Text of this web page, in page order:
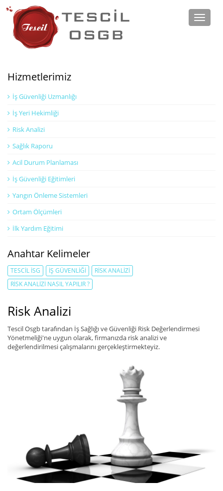
Toggle
Hizmetlerimiz
İş Güvenliği Uzmanlığı
İş Yeri Hekimliği
Risk Analizi
Sağlık Raporu
Acil Durum Planlaması
İş Güvenliği Eğitimleri
Yangın Önleme Sistemleri
Ortam Ölçümleri
İlk Yardım Eğitimi
Anahtar Kelimeler
TESCIL İSG İŞ GÜVENLIĞI
RISK ANALIZI
RISK ANALIZI NASIL YAPILIR ?
Risk Analizi
Tescil Osgb tarafından İş Sağlığı ve Güvenliği Risk Değerlendirmesi
Yönetmeliği'ne uygun olarak, firmanızda risk analizi ve
değerlendirilmesi çalışmalarını gerçekleştirmekteyiz.